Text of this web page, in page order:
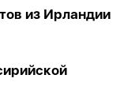
из Ирландии